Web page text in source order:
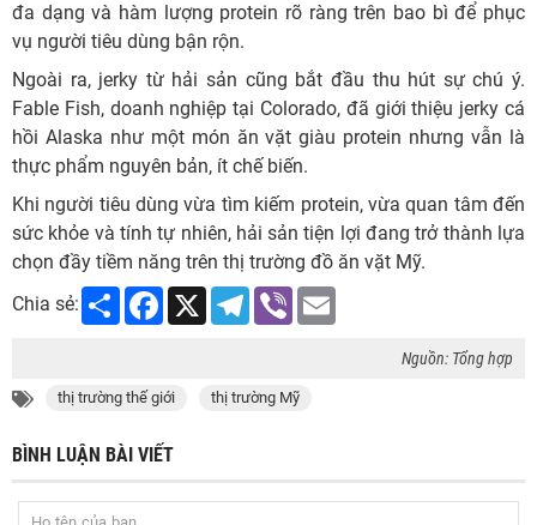
đa dạng và hàm lượng protein rõ ràng trên bao bì để phục
vụ người tiêu dùng bận rộn.
Ngoài ra, jerky từ hải sản cũng bắt đầu thu hút sự chú ý.
Fable Fish, doanh nghiệp tại Colorado, đã giới thiệu jerky cá
hồi Alaska như một món ăn vặt giàu protein nhưng vẫn là
thực phẩm nguyên bản, ít chế biến.
Khi người tiêu dùng vừa tìm kiếm protein, vừa quan tâm đến
sức khỏe và tính tự nhiên, hải sản tiện lợi đang trở thành lựa
chọn đầy tiềm năng trên thị trường đồ ăn vặt Mỹ.
Chia sẻ:
Share Facebook
X Telegram
Viber
Nguồn: Tổng hợp
thị trường thế giới thị trường Mỹ
BÌNH LUẬN BÀI VIẾT